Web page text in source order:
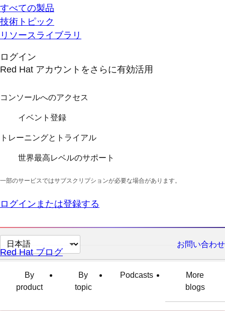
すべての製品
技術トピック
リソースライブラリ
ログイン
Red Hat アカウントをさらに有効活用
コンソールへのアクセス
イベント登録
トレーニングとトライアル
世界最高レベルのサポート
一部のサービスではサブスクリプションが必要な場合があります。
ログインまたは登録する
ペ
ー
お問い合わせ
Red Hat ブログ
By
product
By
topic
Podcasts
More
blogs